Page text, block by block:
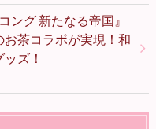
ング 新たなる帝国』
お茶コラボが実現！和
ズ！